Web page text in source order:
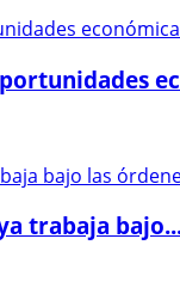
trabaja